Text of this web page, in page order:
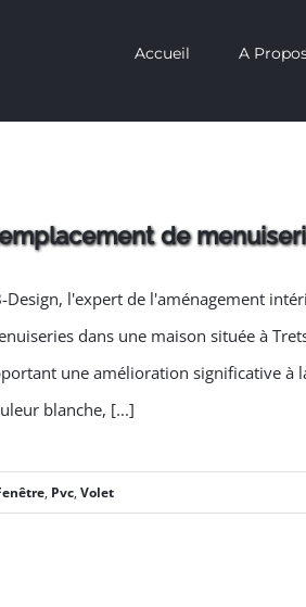
Accueil A
de
Design, l'expert de l'aménagement
dans une maison située à
une amélioration significative à
blanche, [...]
, Pvc, Volet